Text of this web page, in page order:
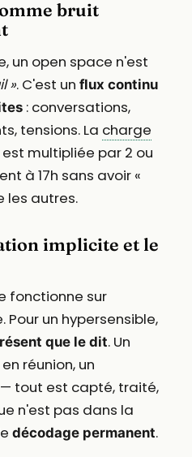
bruit
un open space n'est
». C'est un flux continu
: conversations,
tensions. La charge
multipliée par 2 ou
à 17h sans avoir «
les autres.
implicite et le
fonctionne sur
un hypersensible,
que le dit. Un
réunion, un
tout est capté, traité,
n'est pas dans la
décodage permanent.